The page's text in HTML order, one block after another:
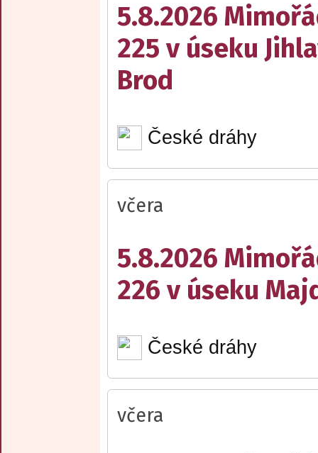
5.8.2026
225 v úseku
Brod
České dráhy
včera
5.8.2026
226 v úseku
České dráhy
včera